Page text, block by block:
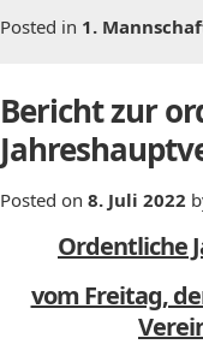
Posted in 1.
Bericht zur
Posted on 8. Juli 2022
Ordentliche
vom Freitag,